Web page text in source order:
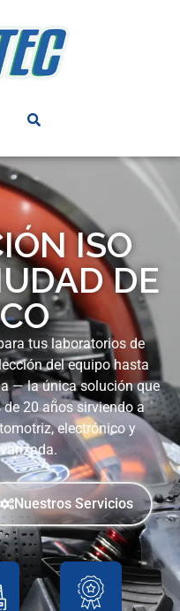
ISO
DE
tus laboratorios de
del equipo hasta
— la única solución que
20 años sirviendo a
electrónico y
Nuestros Servicios